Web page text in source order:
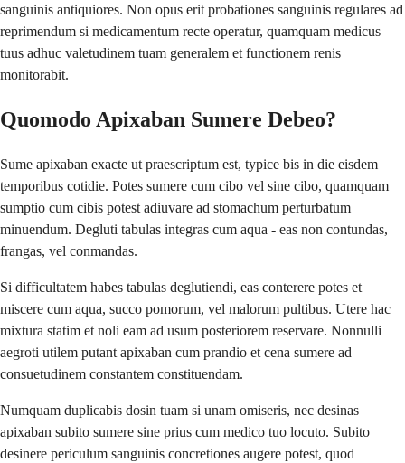
sanguinis antiquiores. Non opus erit probationes sanguinis regulares ad
reprimendum si medicamentum recte operatur, quamquam medicus
tuus adhuc valetudinem tuam generalem et functionem renis
monitorabit.
Quomodo Apixaban Sumere Debeo?
Sume apixaban exacte ut praescriptum est, typice bis in die eisdem
temporibus cotidie. Potes sumere cum cibo vel sine cibo, quamquam
sumptio cum cibis potest adiuvare ad stomachum perturbatum
minuendum. Degluti tabulas integras cum aqua - eas non contundas,
frangas, vel conmandas.
Si difficultatem habes tabulas deglutiendi, eas conterere potes et
miscere cum aqua, succo pomorum, vel malorum pultibus. Utere hac
mixtura statim et noli eam ad usum posteriorem reservare. Nonnulli
aegroti utilem putant apixaban cum prandio et cena sumere ad
consuetudinem constantem constituendam.
Numquam duplicabis dosin tuam si unam omiseris, nec desinas
apixaban subito sumere sine prius cum medico tuo locuto. Subito
desinere periculum sanguinis concretiones augere potest, quod